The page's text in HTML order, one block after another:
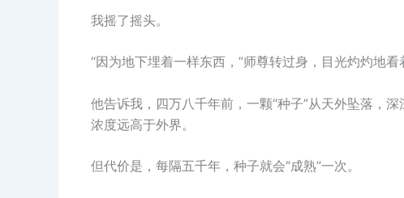
我摇了摇头。
“因为地下埋着一样东西，”师尊转过身，目光灼灼地
他告诉我，四万八千年前，一颗“种子”从天外坠落，
浓度远高于外界。
但代价是，每隔五千年，种子就会“成熟”一次。